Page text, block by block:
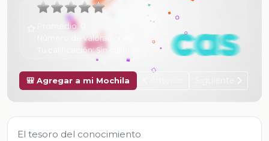
Promedio:
Número de valoraciones:
Tu calificación:Sin calificar
🎒 Agregar a mi Mochila
El tesoro del conocimiento